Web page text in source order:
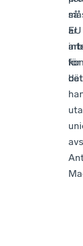
så
är
EU
för